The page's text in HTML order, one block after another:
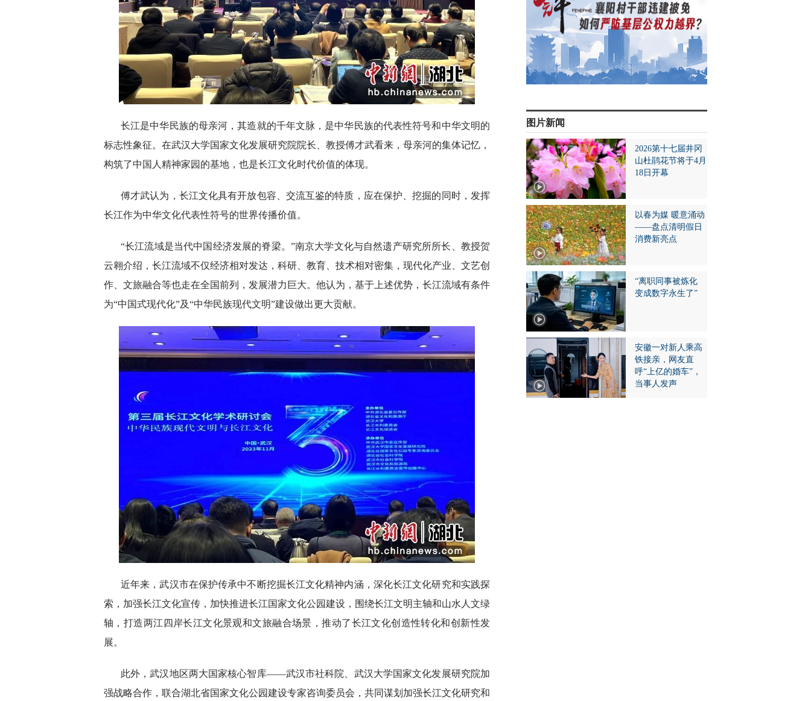
长江是中华民族的母亲河，其造就的千年文脉，是中华民族的代表性符号和中华文明的
标志性象征。在武汉大学国家文化发展研究院院长、教授傅才武看来，母亲河的集体记忆，
构筑了中国人精神家园的基地，也是长江文化时代价值的体现。
傅才武认为，长江文化具有开放包容、交流互鉴的特质，应在保护、挖掘的同时，发挥
长江作为中华文化代表性符号的世界传播价值。
“长江流域是当代中国经济发展的脊梁。”南京大学文化与自然遗产研究所所长、教授贺
云翱介绍，长江流域不仅经济相对发达，科研、教育、技术相对密集，现代化产业、文艺创
作、文旅融合等也走在全国前列，发展潜力巨大。他认为，基于上述优势，长江流域有条件
为“中国式现代化”及“中华民族现代文明”建设做出更大贡献。
近年来，武汉市在保护传承中不断挖掘长江文化精神内涵，深化长江文化研究和实践探
索，加强长江文化宣传，加快推进长江国家文化公园建设，围绕长江文明主轴和山水人文绿
轴，打造两江四岸长江文化景观和文旅融合场景，推动了长江文化创造性转化和创新性发
展。
此外，武汉地区两大国家核心智库——武汉市社科院、武汉大学国家文化发展研究院加
强战略合作，联合湖北省国家文化公园建设专家咨询委员会，共同谋划加强长江文化研究和
图片新闻
2026第十七届井冈
山杜鹃花节将于4月
18日开幕
以春为媒 暖意涌动
——盘点清明假日
消费新亮点
“离职同事被炼化
变成数字永生了”
安徽一对新人乘高
铁接亲，网友直
呼“上亿的婚车”，
当事人发声